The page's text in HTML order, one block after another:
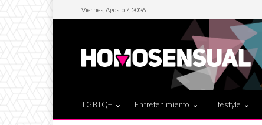
Viernes, Agosto 7, 2026
LGBTQ+ Entretenimiento Lifestyle